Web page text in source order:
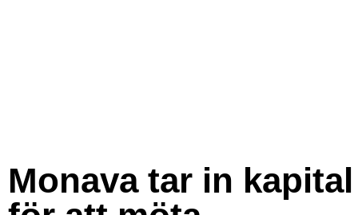
Monava tar in kapital